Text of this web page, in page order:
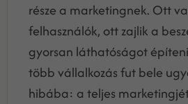
része a marketingnek. Ott
felhasználók, ott zajlik a
gyorsan láthatóságot
több vállalkozás fut bele
hibába: a teljes